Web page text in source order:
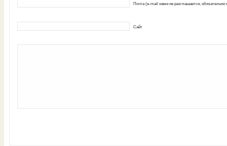
Почта (e-mail нами не разглашается, обязательно
Сайт